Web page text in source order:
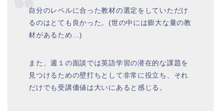
自分のレベルに合った教材の選定をしていただけ
るのはとても良かった。(世の中には膨大な量の教
材があるため…)
また、週１の面談では英語学習の潜在的な課題を
見つけるための壁打ちとして非常に役立ち、それ
だけでも受講価値は大いにあると感じる。